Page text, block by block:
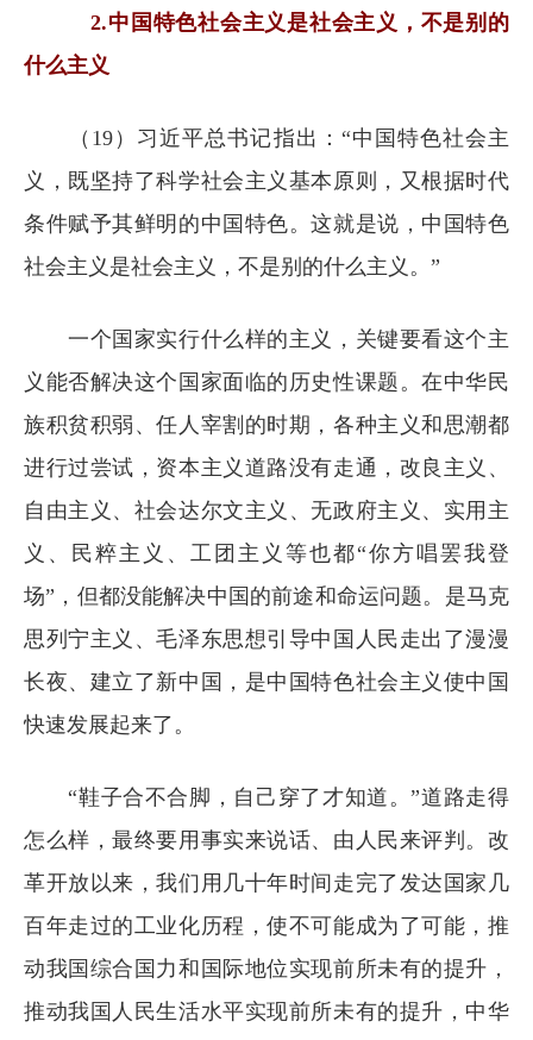
2.中国特色社会主义是社会主义，不是别的
什么主义
（19）习近平总书记指出：“中国特色社会主
义，既坚持了科学社会主义基本原则，又根据时代
条件赋予其鲜明的中国特色。这就是说，中国特色
社会主义是社会主义，不是别的什么主义。”
一个国家实行什么样的主义，关键要看这个主
义能否解决这个国家面临的历史性课题。在中华民
族积贫积弱、任人宰割的时期，各种主义和思潮都
进行过尝试，资本主义道路没有走通，改良主义、
自由主义、社会达尔文主义、无政府主义、实用主
义、民粹主义、工团主义等也都“你方唱罢我登
场”，但都没能解决中国的前途和命运问题。是马克
思列宁主义、毛泽东思想引导中国人民走出了漫漫
长夜、建立了新中国，是中国特色社会主义使中国
快速发展起来了。
“鞋子合不合脚，自己穿了才知道。”道路走得
怎么样，最终要用事实来说话、由人民来评判。改
革开放以来，我们用几十年时间走完了发达国家几
百年走过的工业化历程，使不可能成为了可能，推
动我国综合国力和国际地位实现前所未有的提升，
推动我国人民生活水平实现前所未有的提升，中华